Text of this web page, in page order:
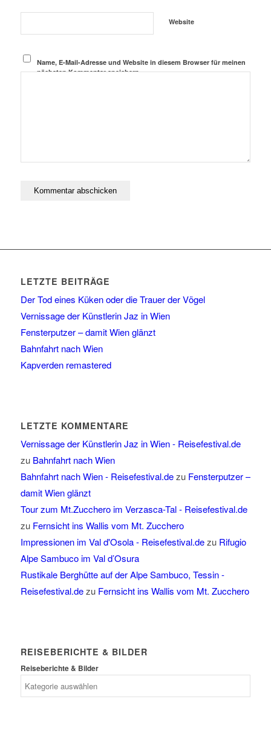
Website
Name, E-Mail-Adresse und Website in diesem Browser für meinen
nächsten Kommentar speichern.
LETZTE BEITRÄGE
Der Tod eines Küken oder die Trauer der Vögel
Vernissage der Künstlerin Jaz in Wien
Fensterputzer – damit Wien glänzt
Bahnfahrt nach Wien
Kapverden remastered
LETZTE KOMMENTARE
Vernissage der Künstlerin Jaz in Wien - Reisefestival.de
zu Bahnfahrt nach Wien
Bahnfahrt nach Wien - Reisefestival.dezu Fensterputzer –
damit Wien glänzt
Tour zum Mt.Zucchero im Verzasca-Tal - Reisefestival.de
zu Fernsicht ins Wallis vom Mt. Zucchero
Impressionen im Val d'Osola - Reisefestival.dezu Rifugio
Alpe Sambuco im Val d’Osura
Rustikale Berghütte auf der Alpe Sambuco, Tessin -
Reisefestival.dezu Fernsicht ins Wallis vom Mt. Zucchero
REISEBERICHTE & BILDER
Reiseberichte & Bilder